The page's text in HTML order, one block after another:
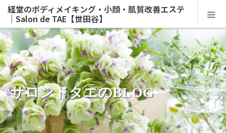
経堂のボディメイキング・小顔・肌質改善エステ
｜Salon de TAE【世田谷】
サロンドタエのBLOG